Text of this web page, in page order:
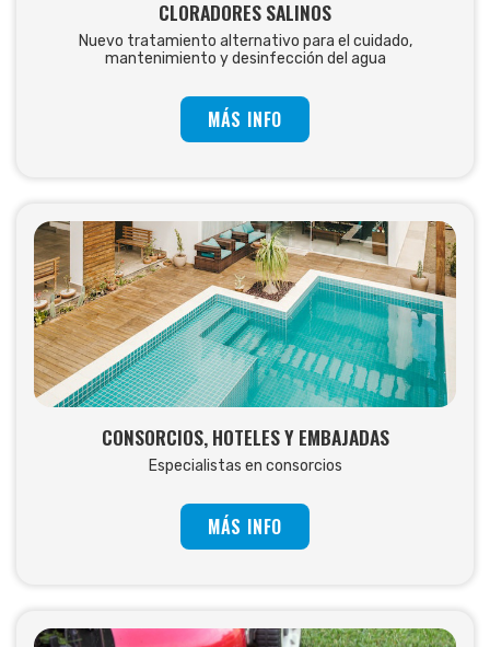
CLORADORES SALINOS
Nuevo tratamiento alternativo para el cuidado,
mantenimiento y desinfección del agua
MÁS INFO
CONSORCIOS, HOTELES Y EMBAJADAS
Especialistas en consorcios
MÁS INFO